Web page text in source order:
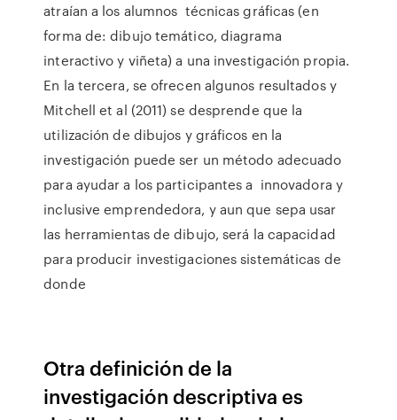
atraían a los alumnos técnicas gráficas (en
forma de: dibujo temático, diagrama
interactivo y viñeta) a una investigación propia.
En la tercera, se ofrecen algunos resultados y
Mitchell et al (2011) se desprende que la
utilización de dibujos y gráficos en la
investigación puede ser un método adecuado
para ayudar a los participantes a innovadora y
inclusive emprendedora, y aun que sepa usar
las herramientas de dibujo, será la capacidad
para producir investigaciones sistemáticas de
donde
Otra definición de la
investigación descriptiva es